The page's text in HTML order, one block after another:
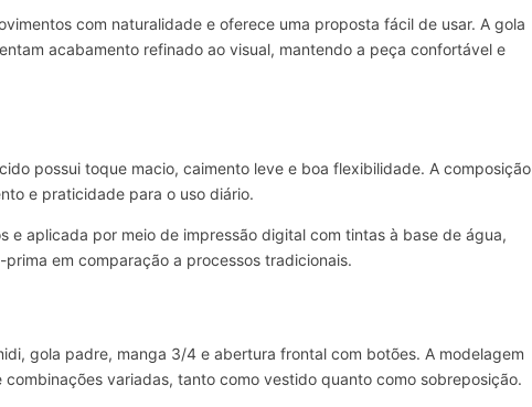
com naturalidade e oferece uma proposta fácil de usar. A gola
acabamento refinado ao visual, mantendo a peça confortável e
possui toque macio, caimento leve e boa flexibilidade. A composição
e praticidade para o uso diário.
e aplicada por meio de impressão digital com tintas à base de água,
em comparação a processos tradicionais.
gola padre, manga 3/4 e abertura frontal com botões. A modelagem
variadas, tanto como vestido quanto como sobreposição.